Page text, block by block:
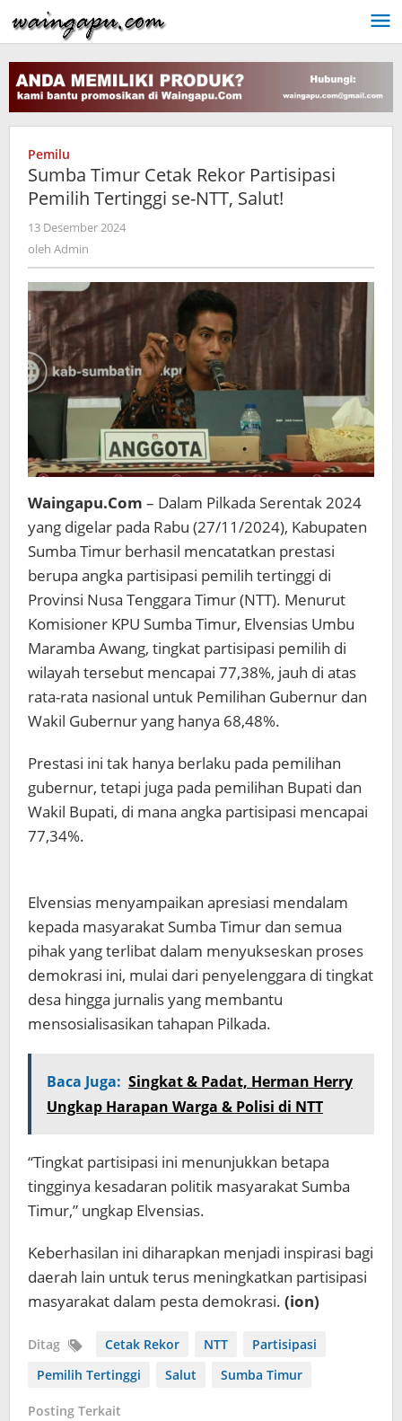
ke
konten
Pemilu
Sumba Timur Cetak Rekor Partisipasi
Pemilih Tertinggi se-NTT, Salut!
13 Desember 2024
oleh Admin
Waingapu.Com – Dalam Pilkada Serentak 2024
yang digelar pada Rabu (27/11/2024), Kabupaten
Sumba Timur berhasil mencatatkan prestasi
berupa angka partisipasi pemilih tertinggi di
Provinsi Nusa Tenggara Timur (NTT). Menurut
Komisioner KPU Sumba Timur, Elvensias Umbu
Maramba Awang, tingkat partisipasi pemilih di
wilayah tersebut mencapai 77,38%, jauh di atas
rata-rata nasional untuk Pemilihan Gubernur dan
Wakil Gubernur yang hanya 68,48%.
Prestasi ini tak hanya berlaku pada pemilihan
gubernur, tetapi juga pada pemilihan Bupati dan
Wakil Bupati, di mana angka partisipasi mencapai
77,34%.
Elvensias menyampaikan apresiasi mendalam
kepada masyarakat Sumba Timur dan semua
pihak yang terlibat dalam menyukseskan proses
demokrasi ini, mulai dari penyelenggara di tingkat
desa hingga jurnalis yang membantu
mensosialisasikan tahapan Pilkada.
Baca Juga: Singkat & Padat, Herman Herry
Ungkap Harapan Warga & Polisi di NTT
“Tingkat partisipasi ini menunjukkan betapa
tingginya kesadaran politik masyarakat Sumba
Timur,” ungkap Elvensias.
Keberhasilan ini diharapkan menjadi inspirasi bagi
daerah lain untuk terus meningkatkan partisipasi
masyarakat dalam pesta demokrasi. (ion)
Ditag Cetak Rekor NTT
Partisipasi
Pemilih Tertinggi
Salut Sumba Timur
Posting Terkait